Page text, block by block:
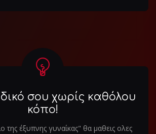
σου χωρίς καθόλου
κόπο!
της έξυπνης γυναίκας" θα μαθεις ολες